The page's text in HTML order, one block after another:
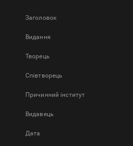
Заголовок
Bидання
Творець
Співтворець
Причинний інститут
Видавець
Дата